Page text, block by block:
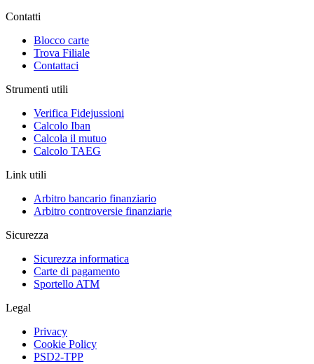
Contatti
Blocco carte
Trova Filiale
Contattaci
Strumenti utili
Verifica Fidejussioni
Calcolo Iban
Calcola il mutuo
Calcolo TAEG
Link utili
Arbitro bancario finanziario
Arbitro controversie finanziarie
Sicurezza
Sicurezza informatica
Carte di pagamento
Sportello ATM
Legal
Privacy
Cookie Policy
PSD2-TPP